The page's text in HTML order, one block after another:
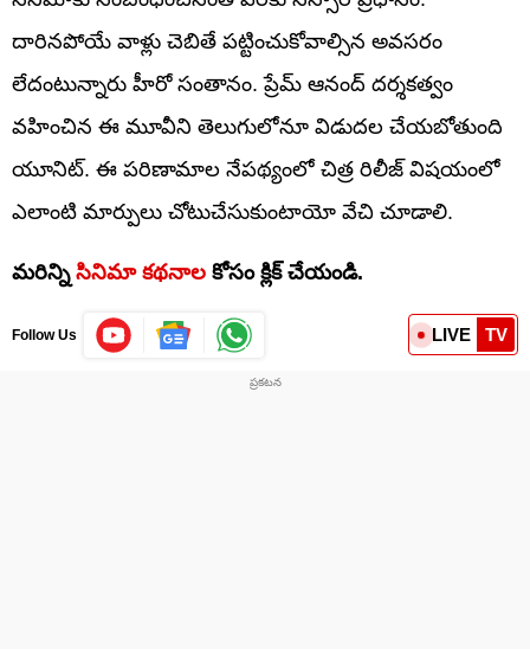
దారినపోయే వాళ్లు చెబితే పట్టించుకోవాల్సిన అవసరం
లేదంటున్నారు హీరో సంతానం. ప్రేమ్ ఆనంద్ దర్శకత్వం
వహించిన ఈ మూవీని తెలుగులోనూ విడుదల చేయబోతుంది
యూనిట్. ఈ పరిణామాల నేపథ్యంలో చిత్ర రిలీజ్ విషయంలో
ఎలాంటి మార్పులు చోటుచేసుకుంటాయో వేచి చూడాలి.
మరిన్ని సినిమా కథనాల కోసం క్లిక్‌ చేయండి.
Follow Us LIVE TV